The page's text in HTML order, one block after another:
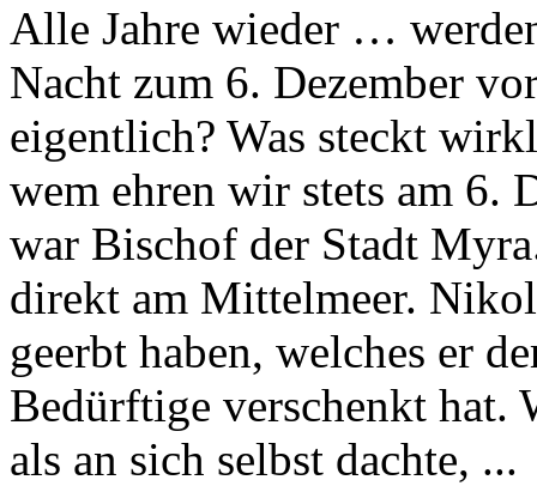
Alle Jahre wieder …
Nacht zum 6. Dezember
eigentlich? Was steckt
wem ehren wir stets am 6.
war Bischof der Stadt
direkt am Mittelmeer.
geerbt haben, welches er
Bedürftige verschenkt hat.
als an sich selbst dachte, ...